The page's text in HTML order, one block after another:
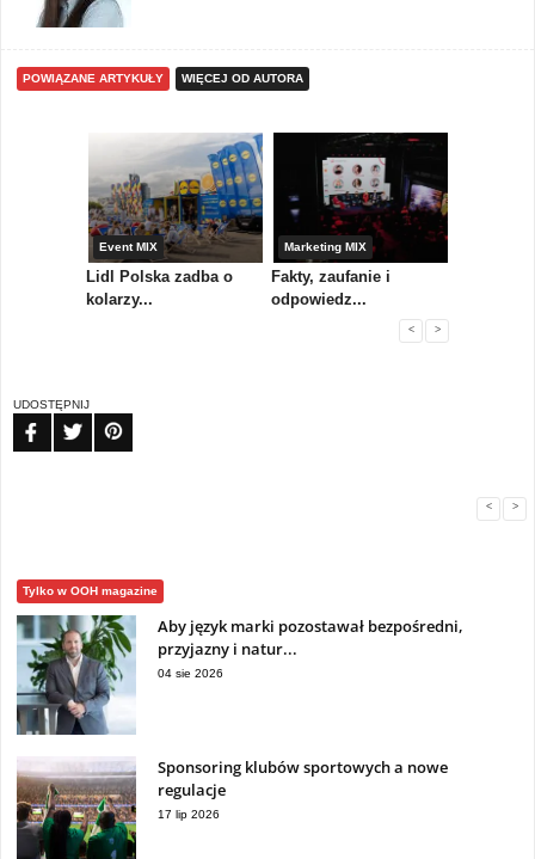
POWIĄZANE ARTYKUŁY WIĘCEJ OD AUTORA
Event MIX
Lidl Polska zadba o
kolarzy...
Marketing MIX
Fakty, zaufanie i
odpowiedz...
< >
UDOSTĘPNIJ
< >
Tylko w OOH magazine
Aby język marki pozostawał bezpośredni,
przyjazny i natur...
04 sie 2026
Sponsoring klubów sportowych a nowe
regulacje
17 lip 2026